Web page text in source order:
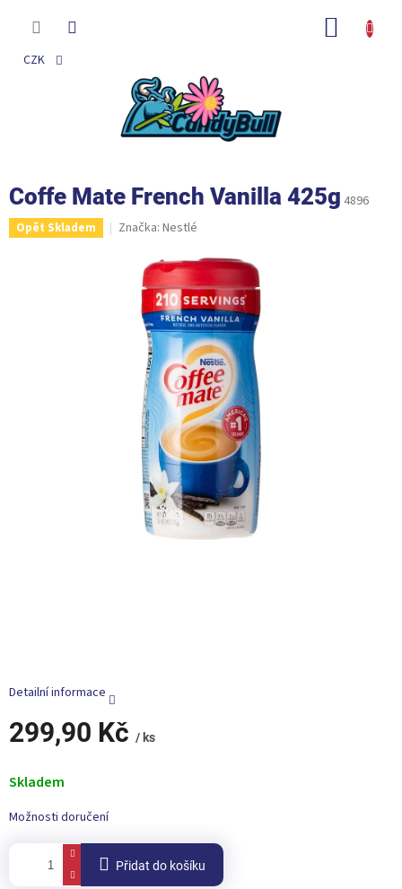
CZK
Coffe Mate French Vanilla 425g 4896
Opět Skladem Značka: Nestlé
299,90 Kč / ks
cena:
Skladem
Možnosti doručení
Přidat do košíku
Detailní informace